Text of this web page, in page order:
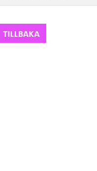
TILLBAKA